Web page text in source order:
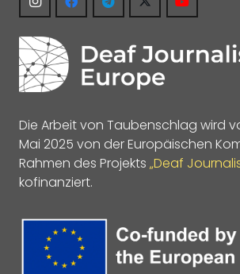
Die Arbeit von Taubenschlag wird
Mai 2025 von der Europäischen
Rahmen des Projekts „Deaf
kofinanziert.